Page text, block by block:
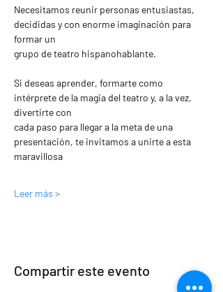
Necesitamos reunir personas entusiastas,
decididas y con enorme imaginación para
formar un
grupo de teatro hispanohablante.
Si deseas aprender, formarte como
intérprete de la magia del teatro y, a la vez,
divertirte con
cada paso para llegar a la meta de una
presentación, te invitamos a unirte a esta
maravillosa
Leer más >
Compartir este evento